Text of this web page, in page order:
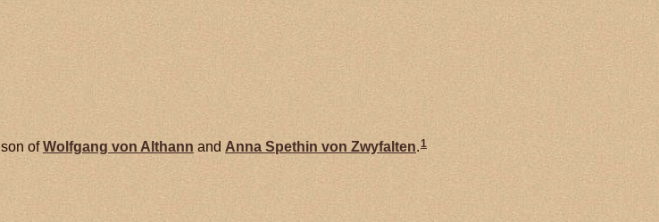
son ofWolfgang von Althann and Anna Spethin von Zwyfalten.1